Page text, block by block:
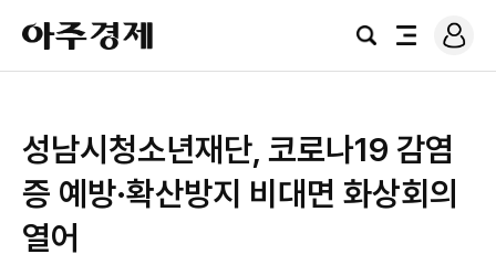
아
주
경
검
전
로
그
성남시청소년재단, 코로나19 감염
증 예방·확산방지 비대면 화상회의
열어